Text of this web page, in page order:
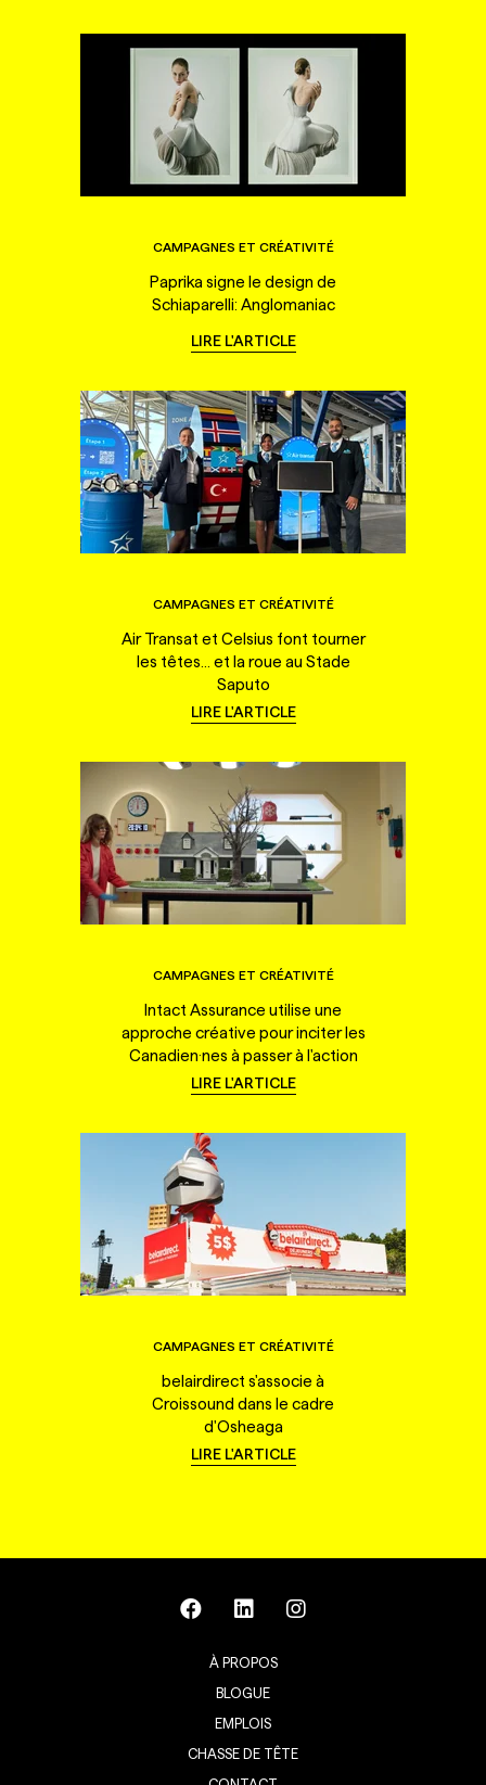
CAMPAGNES ET CRÉATIVITÉ
Paprika signe le design de
Schiaparelli: Anglomaniac
LIRE L'ARTICLE
CAMPAGNES ET CRÉATIVITÉ
Air Transat et Celsius font tourner
les têtes... et la roue au Stade
Saputo
LIRE L'ARTICLE
CAMPAGNES ET CRÉATIVITÉ
Intact Assurance utilise une
approche créative pour inciter les
Canadien·nes à passer à l'action
LIRE L'ARTICLE
CAMPAGNES ET CRÉATIVITÉ
belairdirect s'associe à
Croissound dans le cadre
d'Osheaga
LIRE L'ARTICLE
À PROPOS
BLOGUE
EMPLOIS
CHASSE DE TÊTE